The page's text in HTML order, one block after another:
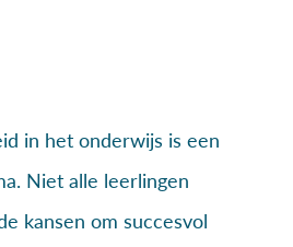
in het onderwijs is een
Niet alle leerlingen
kansen om succesvol